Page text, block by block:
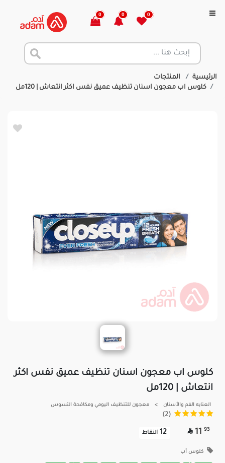
0
0
0
الرئيسية
المنتجات
كلوس اب معجون اسنان تنظيف عميق نفس اكثر انتعاش | 120مل
كلوس اب معجون اسنان تنظيف عميق نفس اكثر
انتعاش | 120مل
العنايه الفم والأسنان > معجون للتنظيف اليومي ومكافحة التسوس
(2)
93
11

12 النقاط
كلوس أب